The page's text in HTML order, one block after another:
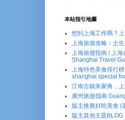
本站指引地圖
想到上海工作嗎？
上海旅遊攻略：土
上海旅遊指南 / 上海
Shanghai Travel
上海特色美食排行榜
shanghai special
江南古鎮朱家角，
廣州旅遊指南
版主推薦好吃美食 (
版主其他主題BLOG